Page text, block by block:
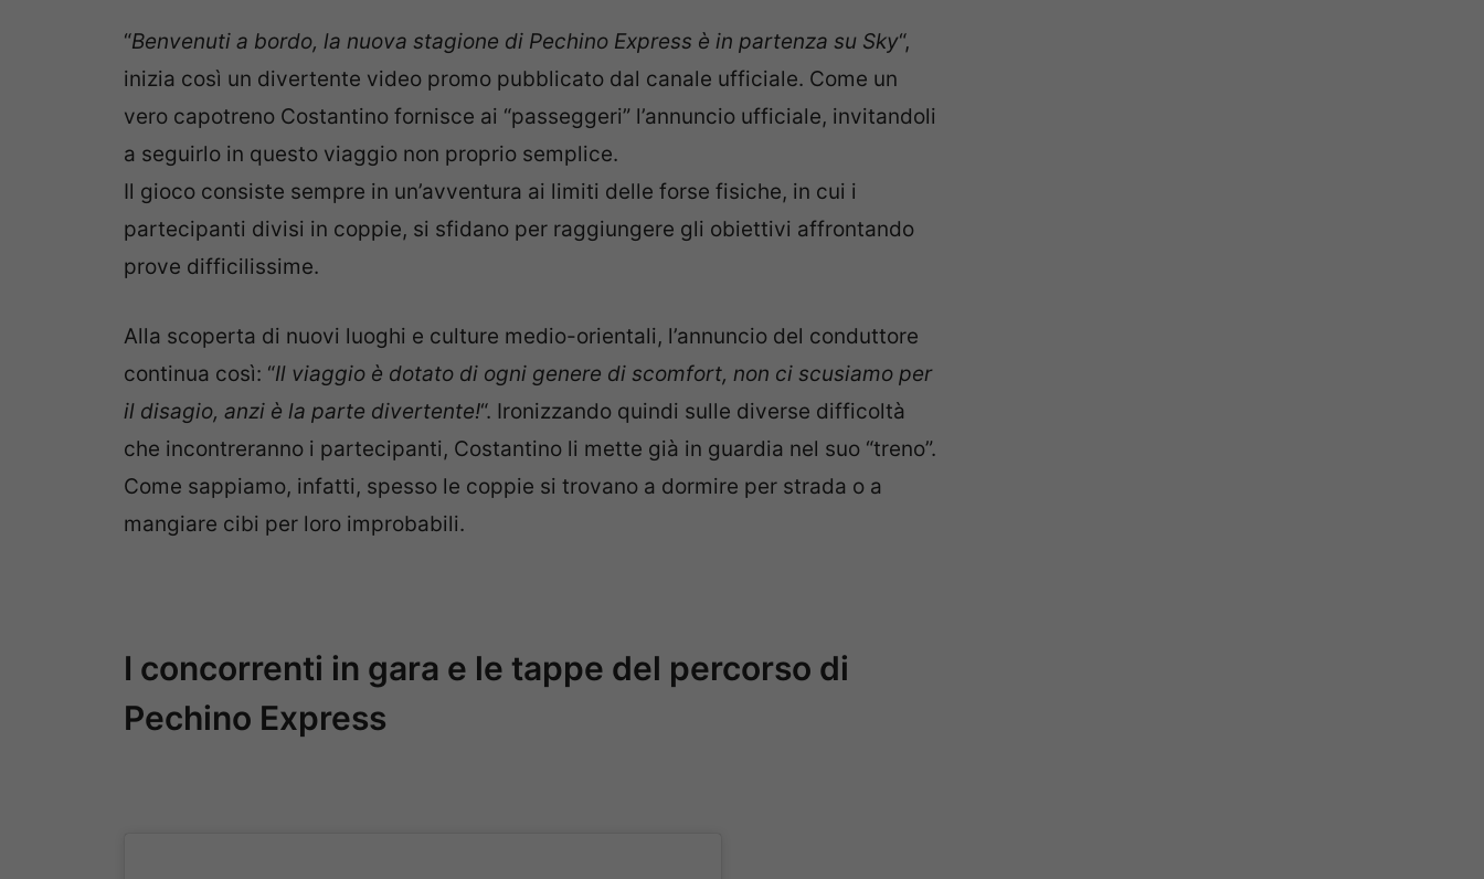
“Benvenuti a bordo, la nuova stagione di Pechino Express è in partenza su Sky“,
inizia così un divertente video promo pubblicato dal canale ufficiale. Come un
vero capotreno Costantino fornisce ai “passeggeri” l’annuncio ufficiale, invitandoli
a seguirlo in questo viaggio non proprio semplice.
Il gioco consiste sempre in un’avventura ai limiti delle forse fisiche, in cui i
partecipanti divisi in coppie, si sfidano per raggiungere gli obiettivi affrontando
prove difficilissime.
Alla scoperta di nuovi luoghi e culture medio-orientali, l’annuncio del conduttore
continua così: “Il viaggio è dotato di ogni genere di scomfort, non ci scusiamo per
il disagio, anzi è la parte divertente!“. Ironizzando quindi sulle diverse difficoltà
che incontreranno i partecipanti, Costantino li mette già in guardia nel suo “treno”.
Come sappiamo, infatti, spesso le coppie si trovano a dormire per strada o a
mangiare cibi per loro improbabili.
I concorrenti in gara e le tappe del percorso di
Pechino Express